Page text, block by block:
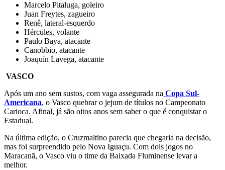
Marcelo Pitaluga, goleiro
Juan Freytes, zagueiro
Renê, lateral-esquerdo
Hércules, volante
Paulo Baya, atacante
Canobbio, atacante
Joaquín Lavega, atacante
VASCO
Após um ano sem sustos, com vaga assegurada na Copa Sul-
Americana, o Vasco quebrar o jejum de títulos no Campeonato
Carioca. Afinal, já são oitos anos sem saber o que é conquistar o
Estadual.
Na última edição, o Cruzmaltino parecia que chegaria na decisão,
mas foi surpreendido pelo Nova Iguaçu. Com dois jogos no
Maracanã, o Vasco viu o time da Baixada Fluminense levar a
melhor.